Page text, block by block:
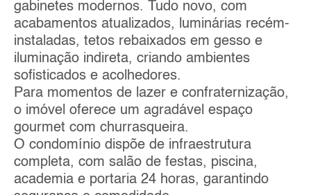
gabinetes modernos. Tudo novo, com
acabamentos atualizados, luminárias recém-
instaladas, tetos rebaixados em gesso e
iluminação indireta, criando ambientes
sofisticados e acolhedores.
Para momentos de lazer e confraternização,
o imóvel oferece um agradável espaço
gourmet com churrasqueira.
O condomínio dispõe de infraestrutura
completa, com salão de festas, piscina,
academia e portaria 24 horas, garantindo